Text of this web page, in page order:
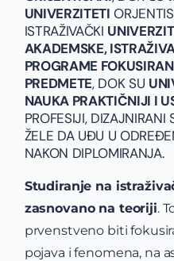
UNIVERZITETI
ISTRAŽIVAČKI
AKADEMSKE,
PROGRAME
PREDMETE, DOK SU
NAUKA PRAKTIČNIJI I
PROFESIJI,
ŽELE DA UĐU U
NAKON DIPLOMIRANJA.
Studiranje na
zasnovano na teoriji.
prvenstveno biti
pojava i fenomena, na